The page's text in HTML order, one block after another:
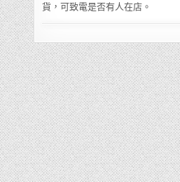
貨，可致電是否有人在店。